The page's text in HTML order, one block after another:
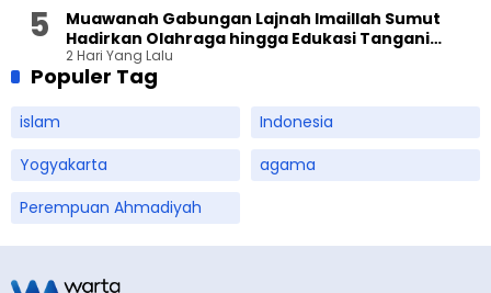
Muawanah Gabungan Lajnah Imaillah Sumut
Hadirkan Olahraga hingga Edukasi Tangani
Sampah
2 Hari Yang Lalu
Populer Tag
islam
Indonesia
Yogyakarta
agama
Perempuan Ahmadiyah